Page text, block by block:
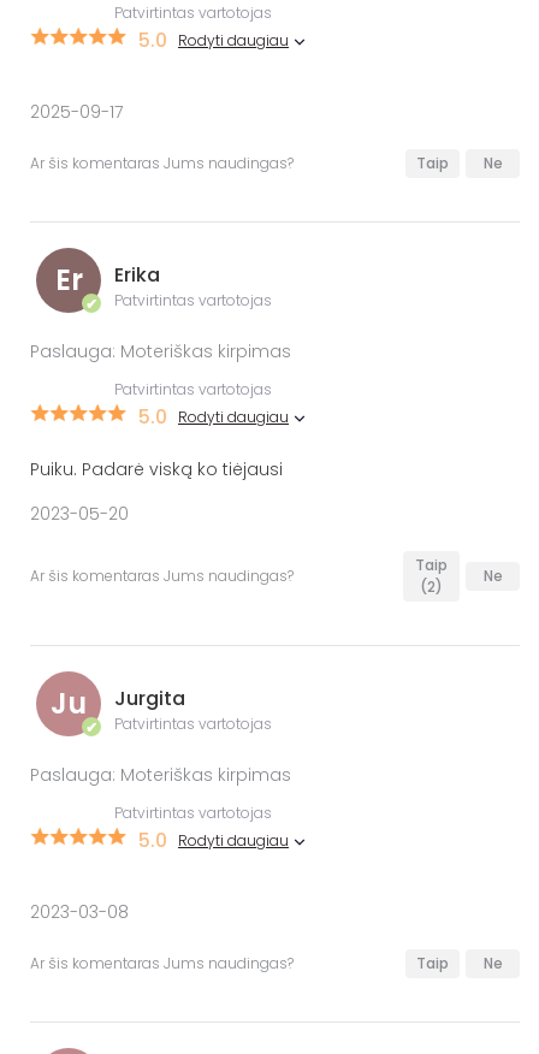
Patvirtintas vartotojas
5.0 Rodyti daugiau
2025-09-17
Ar šis komentaras Jums naudingas? Taip Ne
Er
✔
Erika
Patvirtintas vartotojas
Paslauga: Moteriškas kirpimas
Patvirtintas vartotojas
5.0 Rodyti daugiau
Puiku. Padarė viską ko tiėjausi
2023-05-20
Ar šis komentaras Jums naudingas?
Taip
(2)
Ne
Ju
✔
Jurgita
Patvirtintas vartotojas
Paslauga: Moteriškas kirpimas
Patvirtintas vartotojas
5.0 Rodyti daugiau
2023-03-08
Ar šis komentaras Jums naudingas? Taip Ne